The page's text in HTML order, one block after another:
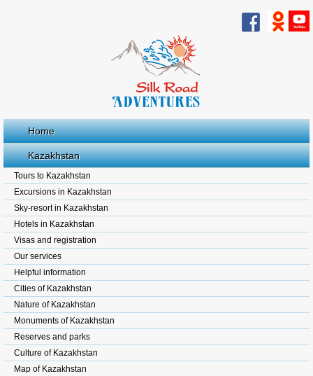
Home
Kazakhstan
Tours to Kazakhstan
Excursions in Kazakhstan
Sky-resort in Kazakhstan
Hotels in Kazakhstan
Visas and registration
Our services
Helpful information
Cities of Kazakhstan
Nature of Kazakhstan
Monuments of Kazakhstan
Reserves and parks
Culture of Kazakhstan
Map of Kazakhstan